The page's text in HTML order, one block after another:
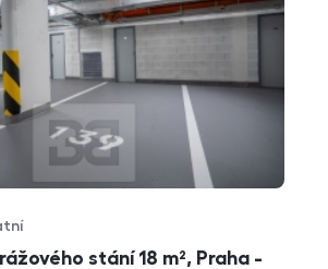
stání 18 m², Praha -